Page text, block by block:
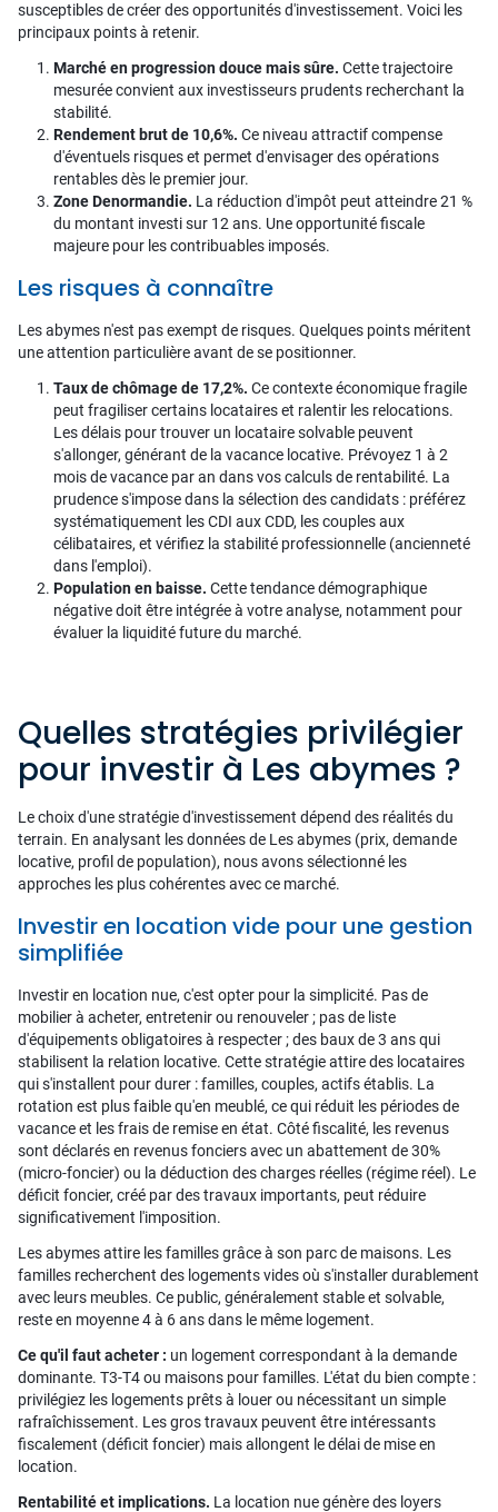
susceptibles de créer des opportunités d'investissement. Voici les
principaux points à retenir.
Marché en progression douce mais sûre. Cette trajectoire
mesurée convient aux investisseurs prudents recherchant la
stabilité.
Rendement brut de 10,6%. Ce niveau attractif compense
d'éventuels risques et permet d'envisager des opérations
rentables dès le premier jour.
Zone Denormandie. La réduction d'impôt peut atteindre 21 %
du montant investi sur 12 ans. Une opportunité fiscale
majeure pour les contribuables imposés.
Les risques à connaître
Les abymes n'est pas exempt de risques. Quelques points méritent
une attention particulière avant de se positionner.
Taux de chômage de 17,2%. Ce contexte économique fragile
peut fragiliser certains locataires et ralentir les relocations.
Les délais pour trouver un locataire solvable peuvent
s'allonger, générant de la vacance locative. Prévoyez 1 à 2
mois de vacance par an dans vos calculs de rentabilité. La
prudence s'impose dans la sélection des candidats : préférez
systématiquement les CDI aux CDD, les couples aux
célibataires, et vérifiez la stabilité professionnelle (ancienneté
dans l'emploi).
Population en baisse. Cette tendance démographique
négative doit être intégrée à votre analyse, notamment pour
évaluer la liquidité future du marché.
Quelles stratégies privilégier
pour investir à Les abymes ?
Le choix d'une stratégie d'investissement dépend des réalités du
terrain. En analysant les données de Les abymes (prix, demande
locative, profil de population), nous avons sélectionné les
approches les plus cohérentes avec ce marché.
Investir en location vide pour une gestion
simplifiée
Investir en location nue, c'est opter pour la simplicité. Pas de
mobilier à acheter, entretenir ou renouveler ; pas de liste
d'équipements obligatoires à respecter ; des baux de 3 ans qui
stabilisent la relation locative. Cette stratégie attire des locataires
qui s'installent pour durer : familles, couples, actifs établis. La
rotation est plus faible qu'en meublé, ce qui réduit les périodes de
vacance et les frais de remise en état. Côté fiscalité, les revenus
sont déclarés en revenus fonciers avec un abattement de 30%
(micro-foncier) ou la déduction des charges réelles (régime réel). Le
déficit foncier, créé par des travaux importants, peut réduire
significativement l'imposition.
Les abymes attire les familles grâce à son parc de maisons. Les
familles recherchent des logements vides où s'installer durablement
avec leurs meubles. Ce public, généralement stable et solvable,
reste en moyenne 4 à 6 ans dans le même logement.
Ce qu'il faut acheter : un logement correspondant à la demande
dominante. T3-T4 ou maisons pour familles. L'état du bien compte :
privilégiez les logements prêts à louer ou nécessitant un simple
rafraîchissement. Les gros travaux peuvent être intéressants
fiscalement (déficit foncier) mais allongent le délai de mise en
location.
Rentabilité et implications. La location nue génère des loyers